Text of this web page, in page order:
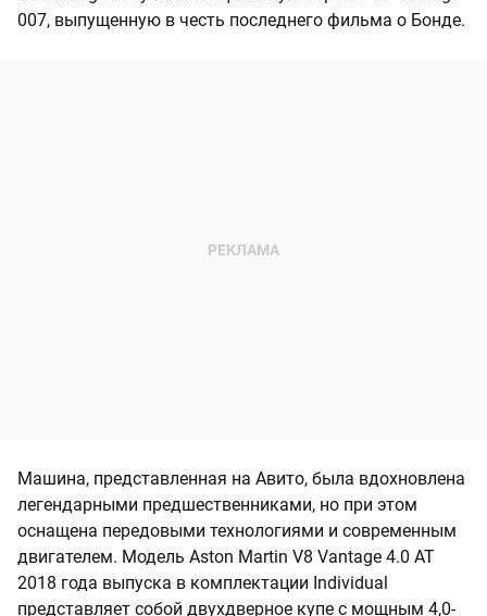
007, выпущенную в честь последнего фильма о Бонде.
Машина, представленная на Авито, была вдохновлена
легендарными предшественниками, но при этом
оснащена передовыми технологиями и современным
двигателем. Модель Aston Martin V8 Vantage 4.0 AT
2018 года выпуска в комплектации Individual
представляет собой двухдверное купе с мощным 4,0-